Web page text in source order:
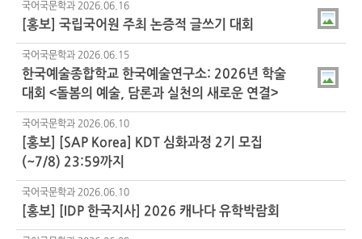
국어국문학과 2026.06.16
[홍보] 국립국어원 주최 논증적 글쓰기 대회
국어국문학과 2026.06.15
한국예술종합학교 한국예술연구소: 2026년 학술
대회 <돌봄의 예술, 담론과 실천의 새로운 연결>
국어국문학과 2026.06.10
[홍보] [SAP Korea] KDT 심화과정 2기 모집
(~7/8) 23:59까지
국어국문학과 2026.06.10
[홍보] [IDP 한국지사] 2026 캐나다 유학박람회